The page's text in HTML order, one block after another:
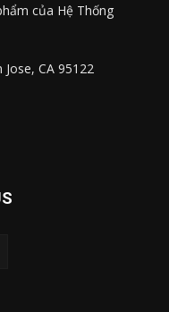
của Hệ Thống
CA 95122